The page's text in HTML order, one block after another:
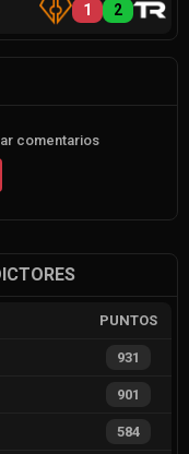
1 2
comentarios
PUNTOS
931
901
584